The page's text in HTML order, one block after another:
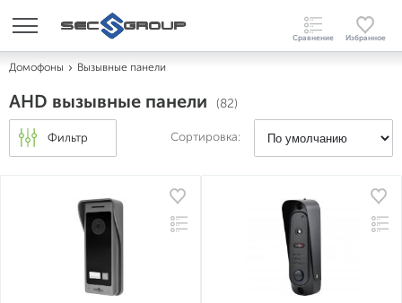
Домофоны Вызывные панели
AHD вызывные панели (82)
Фильтр Сортировка: